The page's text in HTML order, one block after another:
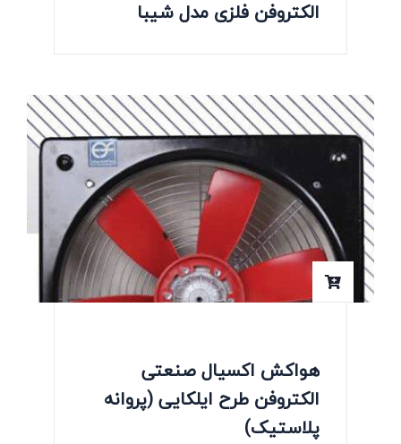
الکتروفن فلزی مدل شیبا
هواکش اکسیال صنعتی
الکتروفن طرح ایلکایی (پروانه
پلاستیک)